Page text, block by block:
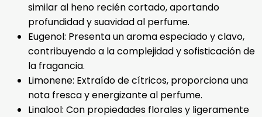
similar al heno recién cortado, aportando
profundidad y suavidad al perfume.
Eugenol: Presenta un aroma especiado y clavo,
contribuyendo a la complejidad y sofisticación de
la fragancia.
Limonene: Extraído de cítricos, proporciona una
nota fresca y energizante al perfume.
Linalool: Con propiedades florales y ligeramente